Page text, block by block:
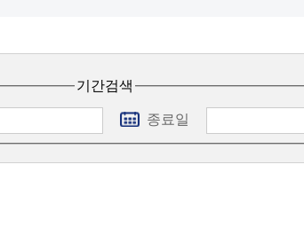
기간검색
종료일